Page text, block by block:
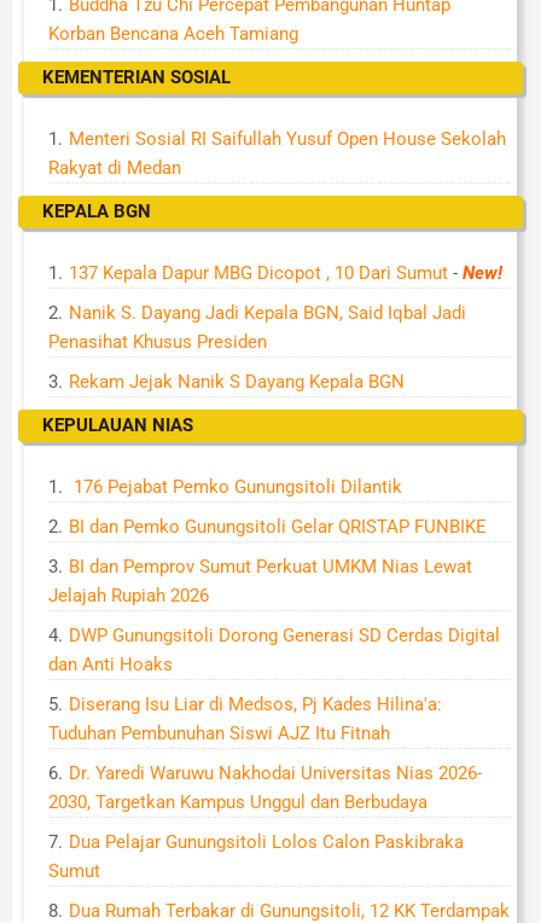
Buddha Tzu Chi Percepat Pembangunan Huntap
Korban Bencana Aceh Tamiang
KEMENTERIAN SOSIAL
Menteri Sosial RI Saifullah Yusuf Open House Sekolah
Rakyat di Medan
KEPALA BGN
137 Kepala Dapur MBG Dicopot , 10 Dari Sumut - New!
Nanik S. Dayang Jadi Kepala BGN, Said Iqbal Jadi
Penasihat Khusus Presiden
Rekam Jejak Nanik S Dayang Kepala BGN
KEPULAUAN NIAS
176 Pejabat Pemko Gunungsitoli Dilantik
BI dan Pemko Gunungsitoli Gelar QRISTAP FUNBIKE
BI dan Pemprov Sumut Perkuat UMKM Nias Lewat
Jelajah Rupiah 2026
DWP Gunungsitoli Dorong Generasi SD Cerdas Digital
dan Anti Hoaks
Diserang Isu Liar di Medsos, Pj Kades Hilina'a:
Tuduhan Pembunuhan Siswi AJZ Itu Fitnah
Dr. Yaredi Waruwu Nakhodai Universitas Nias 2026-
2030, Targetkan Kampus Unggul dan Berbudaya
Dua Pelajar Gunungsitoli Lolos Calon Paskibraka
Sumut
Dua Rumah Terbakar di Gunungsitoli, 12 KK Terdampak